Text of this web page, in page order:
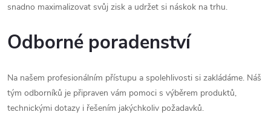
snadno maximalizovat svůj zisk a udržet si náskok na trhu.
Odborné poradenství
Na našem profesionálním přístupu a spolehlivosti si zakládáme. Náš
tým odborníků je připraven vám pomoci s výběrem produktů,
technickými dotazy i řešením jakýchkoliv požadavků.